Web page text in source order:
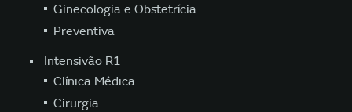
Ginecologia e Obstetrícia
Preventiva
Intensivão R1
Clínica Médica
Cirurgia